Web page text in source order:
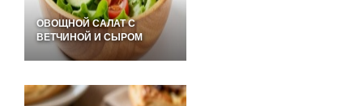
ОВОЩНОЙ САЛАТ С
ВЕТЧИНОЙ И СЫРОМ